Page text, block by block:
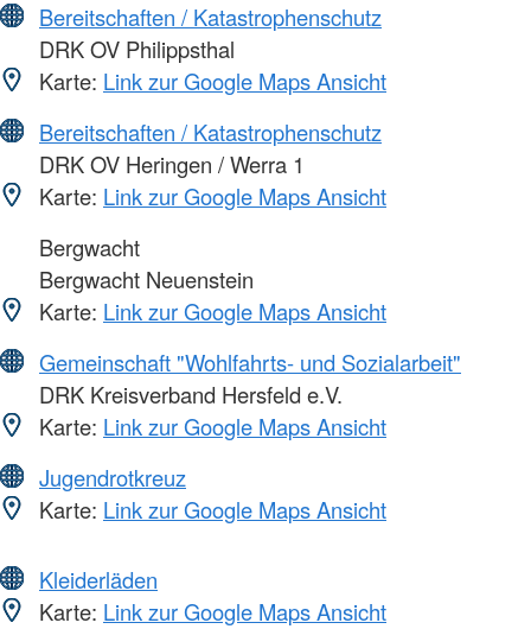
Bereitschaften / Katastrophenschutz
DRK OV Philippsthal
Karte: Link zur Google Maps Ansicht
Bereitschaften / Katastrophenschutz
DRK OV Heringen / Werra 1
Karte: Link zur Google Maps Ansicht
Bergwacht
Bergwacht Neuenstein
Karte: Link zur Google Maps Ansicht
Gemeinschaft "Wohlfahrts- und Sozialarbeit"
DRK Kreisverband Hersfeld e.V.
Karte: Link zur Google Maps Ansicht
Jugendrotkreuz
Karte: Link zur Google Maps Ansicht
Kleiderläden
Karte: Link zur Google Maps Ansicht